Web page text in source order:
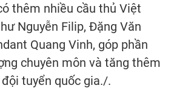
thêm nhiều cầu thủ Việt
Nguyễn Filip, Đặng Văn
Quang Vinh, góp phần
chuyên môn và tăng thêm
tuyển quốc gia./.